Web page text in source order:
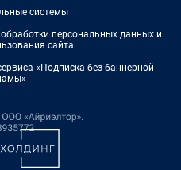
системы
персональных данных и
сайта
«Подписка без баннерной